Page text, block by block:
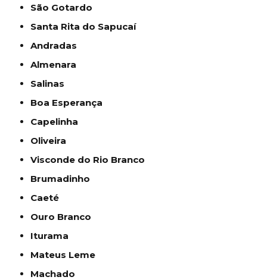
São Gotardo
Santa Rita do Sapucaí
Andradas
Almenara
Salinas
Boa Esperança
Capelinha
Oliveira
Visconde do Rio Branco
Brumadinho
Caeté
Ouro Branco
Iturama
Mateus Leme
Machado